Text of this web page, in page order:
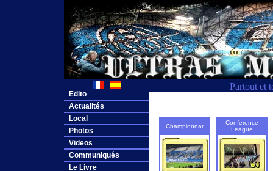
Partout et
Edito
Actualités
Local
Photos
Videos
Communiqués
Le Livre
Championnat
Conference
League